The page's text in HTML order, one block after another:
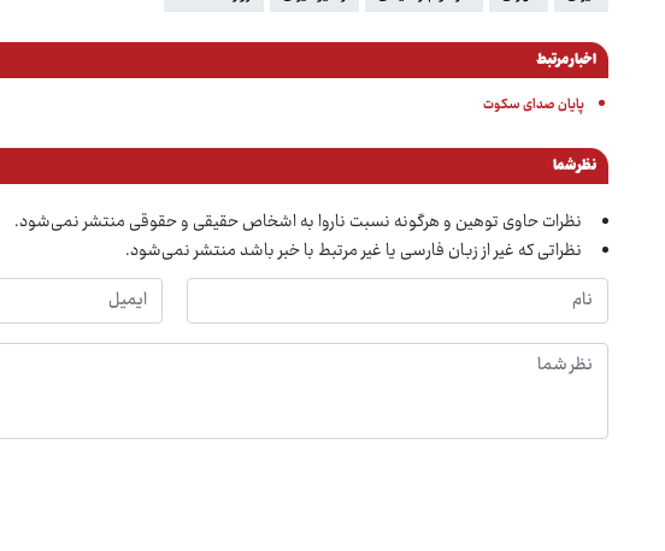
اخبار مرتبط
پایان صدای سکوت
نظر شما
نظرات حاوی توهین و هرگونه نسبت ناروا به اشخاص حقیقی و حقوقی منتشر نمی‌شود.
نظراتی که غیر از زبان فارسی یا غیر مرتبط با خبر باشد منتشر نمی‌شود.